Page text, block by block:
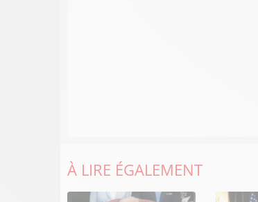
À LIRE ÉGALEMENT